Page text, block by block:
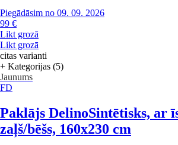
Piegādāsim no 09. 09. 2026
99 €
Likt grozā
Likt grozā
citas varianti
+ Kategorijas (5)
Jaunums
FD
Paklājs DelinoSintētisks, ar
zaļš/bēšs, 160x230 cm